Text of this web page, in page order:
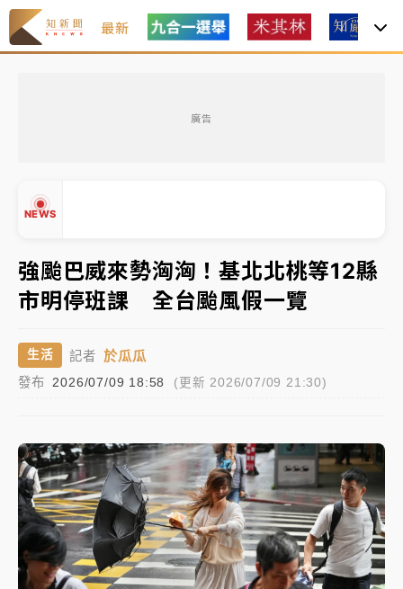
最新
廣告
NEWS
處置制度大變革！ 證交所今起縮短股票「關禁閉」天
數與撮合時間
才續任就飛美國大學面試 清大校長高為元致歉：機會
到來時引起我的好奇
白海豚颱風解除海警 西南風來了！4縣市大雨特報、各
分析｜
7月營收甫首破單月9000億元下半年續旺指
標？ 鴻海本週法說法人關注的四大重點
盟 兩大愛徒向他致
中租控股7月營收創今年新高 前7月獲利成長6%
獨家｜ 和欣客運總裁逝世！少東涉洗錢遭收押 戴手銬
腳鐐提前奔靈堂畫面曝
強颱巴威來勢洶洶！基北北桃等12縣
市明停班課 全台颱風假一覽
生活 記者 於瓜瓜
發布 2026/07/09 18:58 (更新 2026/07/09 21:30)